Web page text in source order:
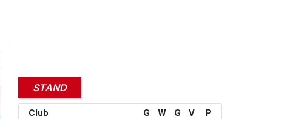
STAND
Club G W G V
P